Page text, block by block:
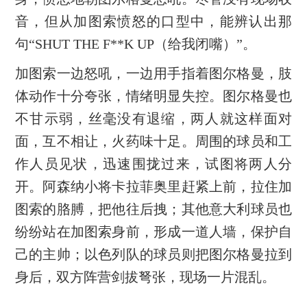
音，但从加图索愤怒的口型中，能辨认出那
句“SHUT THE F**K UP（给我闭嘴）”。
加图索一边怒吼，一边用手指着图尔格曼，肢
体动作十分夸张，情绪明显失控。图尔格曼也
不甘示弱，丝毫没有退缩，两人就这样面对
面，互不相让，火药味十足。周围的球员和工
作人员见状，迅速围拢过来，试图将两人分
开。阿森纳小将卡拉菲奥里赶紧上前，拉住加
图索的胳膊，把他往后拽；其他意大利球员也
纷纷站在加图索身前，形成一道人墙，保护自
己的主帅；以色列队的球员则把图尔格曼拉到
身后，双方阵营剑拔弩张，现场一片混乱。